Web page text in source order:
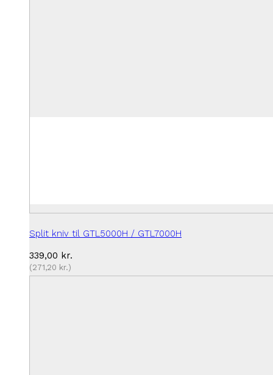
Split kniv til GTL5000H / GTL7000H
339,00 kr.
(271,20 kr.)